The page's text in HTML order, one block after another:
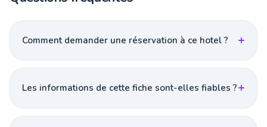
Comment demander une réservation à ce hotel ?
Les informations de cette fiche sont-elles fiables ?